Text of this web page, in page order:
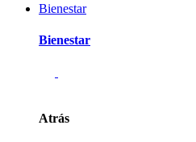
Bienestar
Bienestar
Atrás